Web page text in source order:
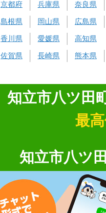
京都府 兵庫県 奈良県
島根県 岡山県 広島県
香川県 愛媛県 高知県
佐賀県 長崎県 熊本県
知立市八ツ田
最
知立市八ツ